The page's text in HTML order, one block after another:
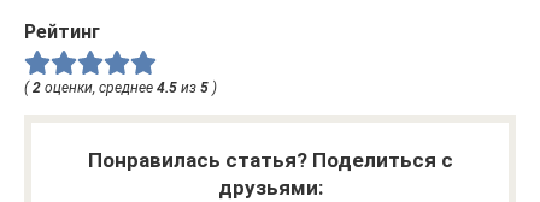
Рейтинг
( 2 оценки, среднее 4.5 из 5 )
Понравилась статья? Поделиться с
друзьями: